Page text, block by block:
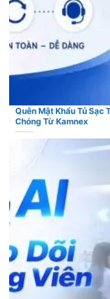
Quên Mật Khẩu Tủ Sạc
Chóng Từ Kamnex